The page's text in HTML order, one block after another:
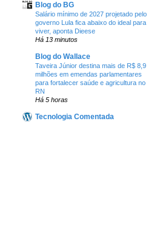
Blog do BG
Salário mínimo de 2027 projetado pelo
governo Lula fica abaixo do ideal para
viver, aponta Dieese
Há 13 minutos
Blog do Wallace
Taveira Júnior destina mais de R$ 8,9
milhões em emendas parlamentares
para fortalecer saúde e agricultura no
RN
Há 5 horas
Tecnologia Comentada